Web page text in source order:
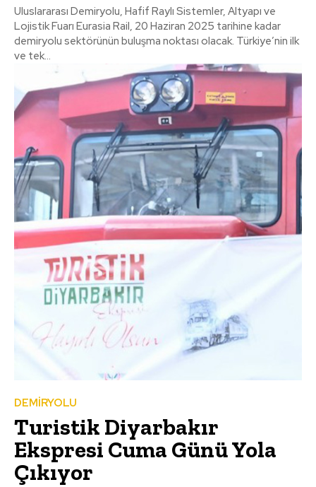
Uluslararası Demiryolu, Hafif Raylı Sistemler, Altyapı ve
Lojistik Fuarı Eurasia Rail, 20 Haziran 2025 tarihine kadar
demiryolu sektörünün buluşma noktası olacak. Türkiye’nin ilk
ve tek...
DEMİRYOLU
Turistik Diyarbakır
Ekspresi Cuma Günü Yola
Çıkıyor